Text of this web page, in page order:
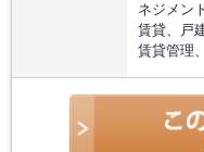
ネジメン
賃貸、戸
賃貸管理